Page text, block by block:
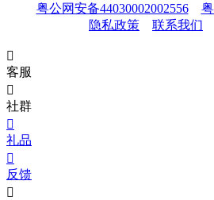
粤公网安备44030002002556
隐私政策
联系我们

客服

社群

礼品

反馈
